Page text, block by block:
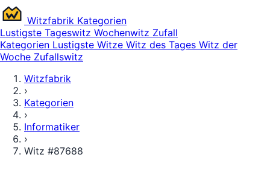
Witzfabrik Kategorien
Lustigste Tageswitz Wochenwitz Zufall
Kategorien Lustigste Witze Witz des Tages Witz der
Woche Zufallswitz
Witzfabrik
›
Kategorien
›
Informatiker
›
Witz #87688